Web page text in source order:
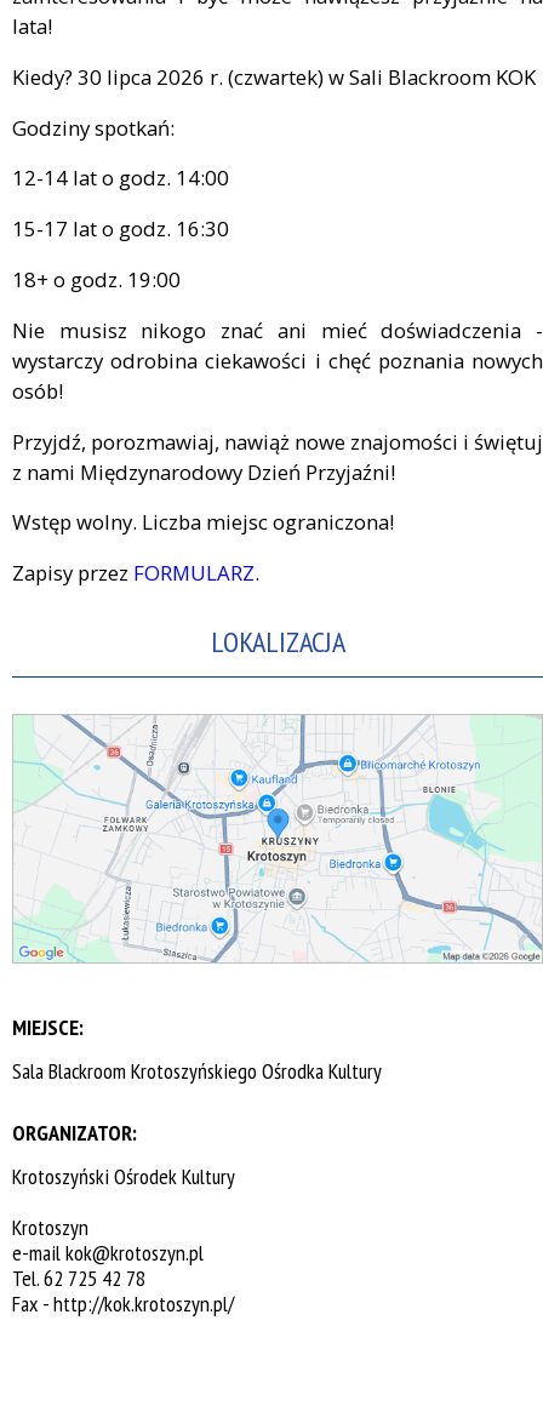
lata!
Kiedy? 30 lipca 2026 r. (czwartek) w Sali Blackroom KOK
Godziny spotkań:
12-14 lat o godz. 14:00
15-17 lat o godz. 16:30
18+ o godz. 19:00
Nie musisz nikogo znać ani mieć doświadczenia -
wystarczy odrobina ciekawości i chęć poznania nowych
osób!
Przyjdź, porozmawiaj, nawiąż nowe znajomości i świętuj
z nami Międzynarodowy Dzień Przyjaźni!
Wstęp wolny. Liczba miejsc ograniczona!
Zapisy przez FORMULARZ.
LOKALIZACJA
MIEJSCE:
Sala Blackroom Krotoszyńskiego Ośrodka Kultury
ORGANIZATOR:
Krotoszyński Ośrodek Kultury
Krotoszyn
e-mailkok@krotoszyn.pl
Tel. 62 725 42 78
Fax -http://kok.krotoszyn.pl/